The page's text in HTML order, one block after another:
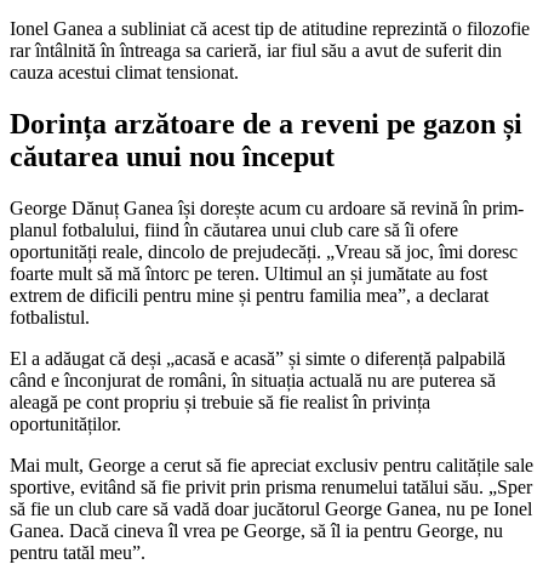
Ionel Ganea a subliniat că acest tip de atitudine reprezintă o filozofie
rar întâlnită în întreaga sa carieră, iar fiul său a avut de suferit din
cauza acestui climat tensionat.
Dorința arzătoare de a reveni pe gazon și
căutarea unui nou început
George Dănuț Ganea își dorește acum cu ardoare să revină în prim-
planul fotbalului, fiind în căutarea unui club care să îi ofere
oportunități reale, dincolo de prejudecăți. „Vreau să joc, îmi doresc
foarte mult să mă întorc pe teren. Ultimul an și jumătate au fost
extrem de dificili pentru mine și pentru familia mea”, a declarat
fotbalistul.
El a adăugat că deși „acasă e acasă” și simte o diferență palpabilă
când e înconjurat de români, în situația actuală nu are puterea să
aleagă pe cont propriu și trebuie să fie realist în privința
oportunităților.
Mai mult, George a cerut să fie apreciat exclusiv pentru calitățile sale
sportive, evitând să fie privit prin prisma renumelui tatălui său. „Sper
să fie un club care să vadă doar jucătorul George Ganea, nu pe Ionel
Ganea. Dacă cineva îl vrea pe George, să îl ia pentru George, nu
pentru tatăl meu”.